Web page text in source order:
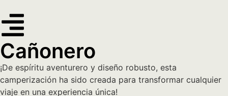
Cañonero
¡De espíritu aventurero y diseño robusto, esta
camperización ha sido creada para transformar cualquier
viaje en una experiencia única!